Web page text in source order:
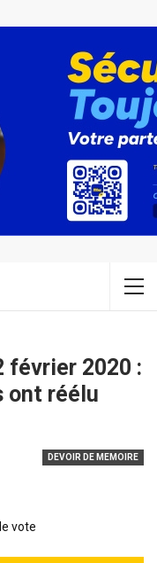
février 2020 :
ont réélu
DEVOIR DE MEMOIRE
vote